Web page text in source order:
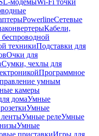
модемыWi-Fi точки
PowerlineСетевые
Кабели,
техникиПодставки для
Очки для
Сумки, чехлы для
Программное
умным
камеры
домаУмные
Умные
Умные релеУмные
Умные
приставкиИгры для